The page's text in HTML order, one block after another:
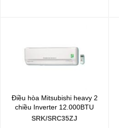
Điều hòa Mitsubishi heavy 2
chiều Inverter 12.000BTU
SRK/SRC35ZJ